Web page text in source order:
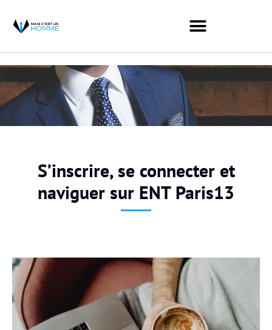
S’inscrire, se connecter et
naviguer sur ENT Paris13